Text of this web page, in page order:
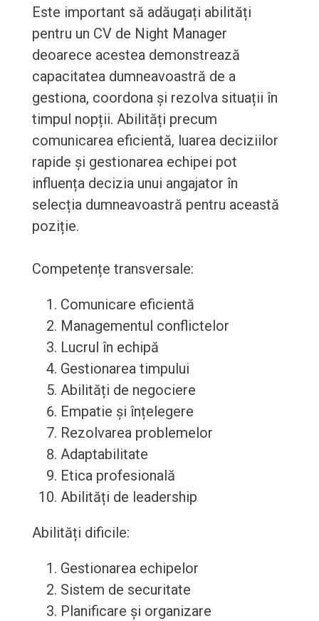
Este important să adăugați abilități
pentru un CV de Night Manager
deoarece acestea demonstrează
capacitatea dumneavoastră de a
gestiona, coordona și rezolva situații în
timpul nopții. Abilități precum
comunicarea eficientă, luarea deciziilor
rapide și gestionarea echipei pot
influența decizia unui angajator în
selecția dumneavoastră pentru această
poziție.
Competențe transversale:
Comunicare eficientă
Managementul conflictelor
Lucrul în echipă
Gestionarea timpului
Abilități de negociere
Empatie și înțelegere
Rezolvarea problemelor
Adaptabilitate
Etica profesională
Abilități de leadership
Abilități dificile:
Gestionarea echipelor
Sistem de securitate
Planificare și organizare